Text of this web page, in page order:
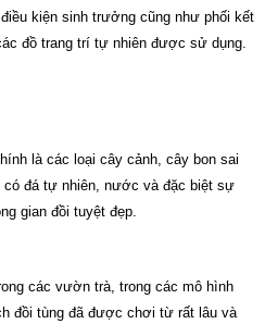
kiện sinh trưởng cũng như phối kết
đồ trang trí tự nhiên được sử dụng.
là các loại cây cảnh, cây bon sai
đá tự nhiên, nước và đặc biệt sự
gian đồi tuyệt đẹp.
các vườn trà, trong các mô hình
đồi tùng đã được chơi từ rất lâu và